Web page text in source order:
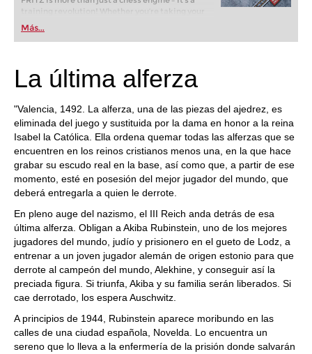
training revolution! Whether you’re taking your
first steps into the world of club chess, or already
playing at a tournament level: with FRITZ, you can
train more efficiently, intelligently and with a
Más...
La última alferza
"Valencia, 1492. La alferza, una de las piezas del ajedrez, es
eliminada del juego y sustituida por la dama en honor a la reina
Isabel la Católica. Ella ordena quemar todas las alferzas que se
encuentren en los reinos cristianos menos una, en la que hace
grabar su escudo real en la base, así como que, a partir de ese
momento, esté en posesión del mejor jugador del mundo, que
deberá entregarla a quien le derrote.
En pleno auge del nazismo, el III Reich anda detrás de esa
última alferza. Obligan a Akiba Rubinstein, uno de los mejores
jugadores del mundo, judío y prisionero en el gueto de Lodz, a
entrenar a un joven jugador alemán de origen estonio para que
derrote al campeón del mundo, Alekhine, y conseguir así la
preciada figura. Si triunfa, Akiba y su familia serán liberados. Si
cae derrotado, los espera Auschwitz.
A principios de 1944, Rubinstein aparece moribundo en las
calles de una ciudad española, Novelda. Lo encuentra un
sereno que lo lleva a la enfermería de la prisión donde salvarán